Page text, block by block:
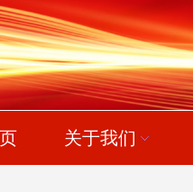
关于我们